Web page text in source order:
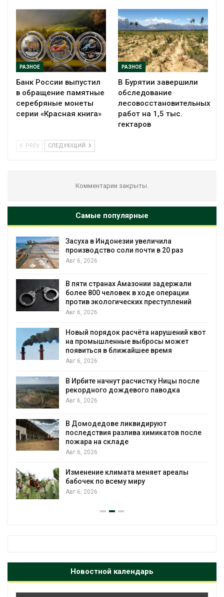
РАЗНОЕ
Банк России выпустил
в обращение памятные
серебряные монеты
серии «Красная книга»
РАЗНОЕ
В Бурятии завершили
обследование
лесовосстановительных
работ на 1,5 тыс.
гектаров
PREV СЛЕДУЮЩИЙ
Комментарии закрыты.
Самые популярные
Засуха в Индонезии увеличила
производство соли почти в 20 раз
Авг 6, 2026
В пяти странах Амазонии задержали
более 800 человек в ходе операции
против экологических преступлений
Авг 6, 2026
Новый порядок расчёта нарушений квот
на промышленные выбросы может
появиться в ближайшее время
Авг 6, 2026
В Ирбите начнут расчистку Ницы после
рекордного дождевого паводка
Авг 6, 2026
В Домодедове ликвидируют
последствия разлива химикатов после
пожара на складе
Авг 6, 2026
Изменение климата меняет ареалы
бабочек по всему миру
Авг 6, 2026
Новостной календарь